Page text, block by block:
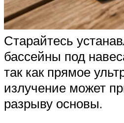
Старайтесь
бассейны под
так как прямое
излучение может
разрыву основы.